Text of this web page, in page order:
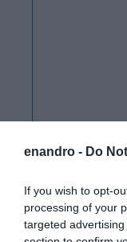
enandro - Do
If you wish to opt-
processing of your
targeted